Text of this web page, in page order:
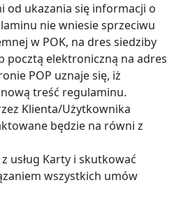
od ukazania się informacji o
nie wniesie sprzeciwu
w POK, na dres siedziby
pocztą elektroniczną na adres
POP uznaje się, iż
treść regulaminu.
Klienta/Użytkownika
będzie na równi z
usług Karty i skutkować
wszystkich umów